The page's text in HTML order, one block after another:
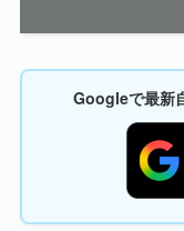
Googleで最新